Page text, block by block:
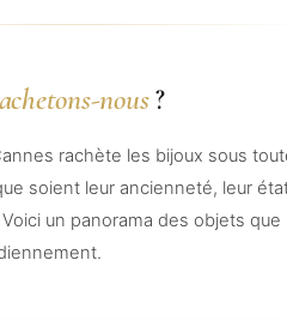
nous?
rachète les bijoux sous
soient leur ancienneté, leur
un panorama des objets que